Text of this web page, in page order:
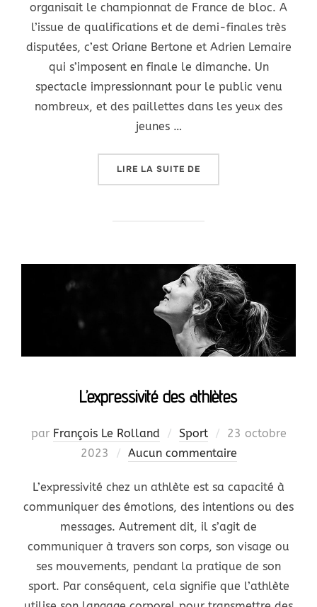
organisait le championnat de France de bloc. A
l’issue de qualifications et de demi-finales très
disputées, c’est Oriane Bertone et Adrien Lemaire
qui s’imposent en finale le dimanche. Un
spectacle impressionnant pour le public venu
nombreux, et des paillettes dans les yeux des
jeunes …
LIRE LA SUITE DE
L’expressivité des athlètes
par François Le Rolland Sport
Publié
le
23 octobre
2023
Aucun commentaire
L’expressivité chez un athlète est sa capacité à
communiquer des émotions, des intentions ou des
messages. Autrement dit, il s’agit de
communiquer à travers son corps, son visage ou
ses mouvements, pendant la pratique de son
sport. Par conséquent, cela signifie que l’athlète